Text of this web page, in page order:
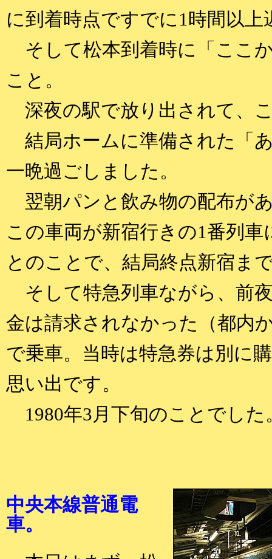
に到着時点ですでに1時間以
そして松本到着時に「ここ
こと。
深夜の駅で放り出されて、
結局ホームに準備された「
一晩過ごしました。
翌朝パンと飲み物の配布が
この車両が新宿行きの1番列
とのことで、結局終点新宿ま
そして特急列車ながら、前
金は請求されなかった（都内
で乗車。当時は特急券は別に
思い出です。
1980年3月下旬のことでした
中央本線普通電
車。